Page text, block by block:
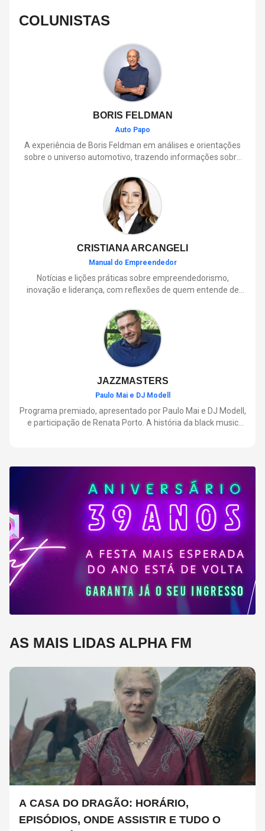
COLUNISTAS
BORIS FELDMAN
Auto Papo
A experiência de Boris Feldman em análises e orientações
sobre o universo automotivo, trazendo informações sobre
que envolve o dia a dia dos motoristas.
CRISTIANA ARCANGELI
Manual do Empreendedor
Notícias e lições práticas sobre empreendedorismo,
inovação e liderança, com reflexões de quem entende de
JAZZMASTERS
Paulo Mai e DJ Modell
Programa premiado, apresentado por Paulo Mai e DJ Modell,
e participação de Renata Porto. A história da black music
AS MAIS LIDAS ALPHA FM
A CASA DO DRAGÃO: HORÁRIO,
EPISÓDIOS, ONDE ASSISTIR E TUDO O